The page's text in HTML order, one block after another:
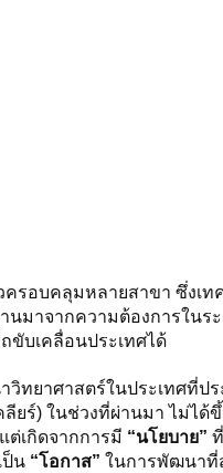
ครอบคลุมหลายสาขา ซึ่งเ
นมาจากความต้องการในร
ขับเคลื่อนประเทศได้
ยาศาสตร์ในประเทศที่ประ
ลียร์) ในช่วงที่ผ่านมา ไม่
ต่เกิดจากการมี “นโยบาย”
ป็น “โอกาส” ในการพัฒนาที่